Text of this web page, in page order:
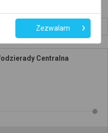
Centralna
Zezwalam